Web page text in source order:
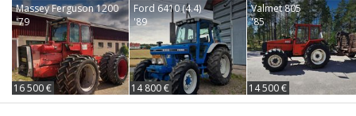
Massey Ferguson 1200
'79
16 500 €
Ford 6410 (4.4)
'89
14 800 €
Valmet 805
'85
14 500 €